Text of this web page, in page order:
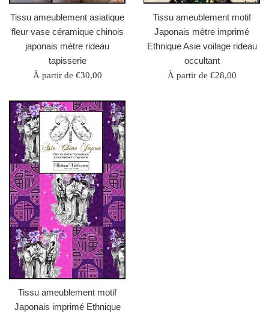
Tissu ameublement asiatique
fleur vase céramique chinois
japonais mètre rideau
tapisserie
À partir de €30,00
Tissu ameublement motif
Japonais mètre imprimé
Ethnique Asie voilage rideau
occultant
À partir de €28,00
Tissu ameublement motif
Japonais imprimé Ethnique